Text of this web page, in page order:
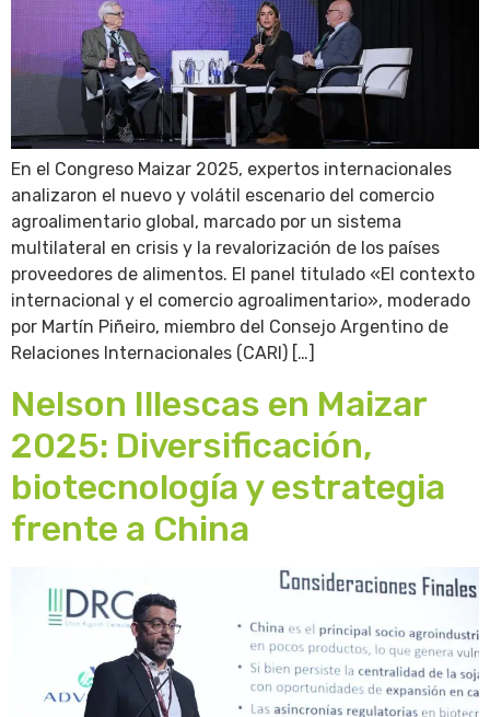
En el Congreso Maizar 2025, expertos internacionales
analizaron el nuevo y volátil escenario del comercio
agroalimentario global, marcado por un sistema
multilateral en crisis y la revalorización de los países
proveedores de alimentos. El panel titulado «El contexto
internacional y el comercio agroalimentario», moderado
por Martín Piñeiro, miembro del Consejo Argentino de
Relaciones Internacionales (CARI) […]
Nelson Illescas en Maizar
2025: Diversificación,
biotecnología y estrategia
frente a China